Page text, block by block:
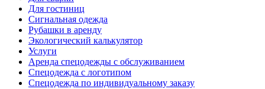
Для гостиниц
Сигнальная одежда
Рубашки в аренду
Экологический калькулятор
Услуги
Аренда спецодежды с обслуживанием
Спецодежда с логотипом
Спецодежда по индивидуальному заказу